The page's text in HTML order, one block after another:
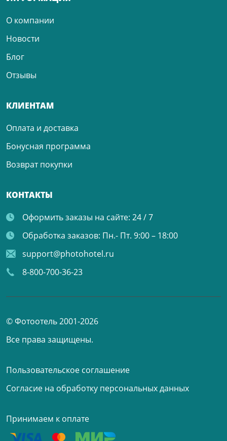
О компании
Новости
Блог
Отзывы
КЛИЕНТАМ
Оплата и доставка
Бонусная программа
Возврат покупки
КОНТАКТЫ
Оформить заказы на сайте: 24 / 7
Обработка заказов: Пн.- Пт. 9:00 – 18:00
support@photohotel.ru
8-800-700-36-23
© Фотоотель 2001-2026
Все права защищены.
Пользовательское соглашение
Согласие на обработку персональных данных
Принимаем к оплате